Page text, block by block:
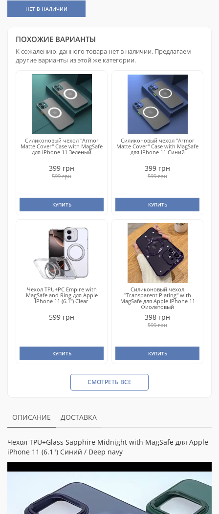
НЕТ В НАЛИЧИИ
ПОХОЖИЕ ВАРИАНТЫ
К сожалению, данного товара нет в наличии. Предлагаем
другие варианты из этой же категории.
Силиконовый чехол "Armor
Matte Cover" Case with MagSafe
для iPhone 11 Зеленый
399 грн
599 грн
КУПИТЬ
Силиконовый чехол "Armor
Matte Cover" Case with MagSafe
для iPhone 11 Синий
399 грн
599 грн
КУПИТЬ
Чехол TPU+PC Empire with
MagSafe and Ring для Apple
iPhone 11 (6.1") Clear
599 грн
КУПИТЬ
Силиконовый чехол
"Transparent Plating" with
MagSafe для Apple iPhone 11
Фиолетовый
398 грн
599 грн
КУПИТЬ
СМОТРЕТЬ ВСЕ
ОПИСАНИЕ ДОСТАВКА
Чехол TPU+Glass Sapphire Midnight with MagSafe для Apple
iPhone 11 (6.1") Синий / Deep navy